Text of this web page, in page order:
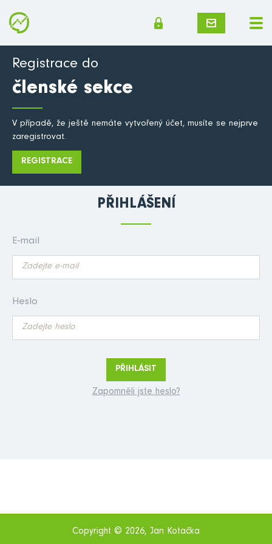
Registrace do
členské sekce
V případě, že ještě nemáte vytvořený účet, musíte se nejprve
zaregistrovat.
REGISTRACE
PŘIHLÁŠENÍ
E-mail
Heslo
Zapomněli jste heslo?
ZAPOMENUTÉ HESLO
Přihlášení
Copyright © 2026, Jan Kotačka